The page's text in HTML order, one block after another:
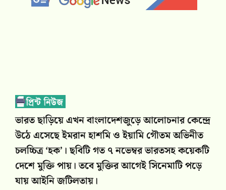
ভারত ছাড়িয়ে এখন বাংলাদেশজুড়ে আলোচনার কেন্দ্রে
উঠে এসেছে ইমরান হাশমি ও ইয়ামি গৌতম অভিনীত
চলচ্চিত্র ‘হক’। ছবিটি গত ৭ নভেম্বর ভারতসহ কয়েকটি
দেশে মুক্তি পায়। তবে মুক্তির আগেই সিনেমাটি পড়ে
যায় আইনি জটিলতায়।